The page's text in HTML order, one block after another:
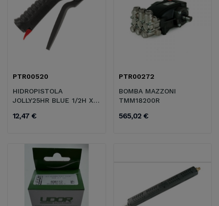
PTR00520
HIDROPISTOLA
JOLLY25HR BLUE 1/2H X
12,47 €
PTR00272
BOMBA MAZZONI
TMM18200R
565,02 €